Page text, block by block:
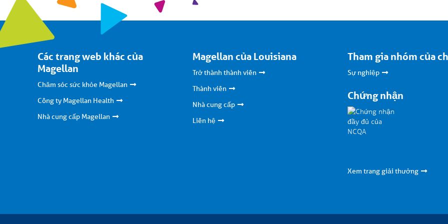
Các trang web khác của
Magellan
Chăm sóc sức khỏe Magellan
Công ty Magellan Health
Nhà cung cấp Magellan
Magellan của Louisiana
Trở thành thành viên
Thành viên
Nhà cung cấp
Liên hệ
Tham gia nhóm của
Sự nghiệp
Chứng nhận
Xem trang giải thưởng